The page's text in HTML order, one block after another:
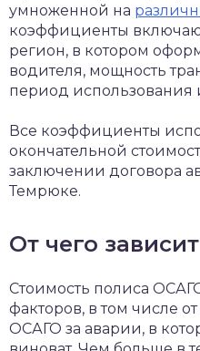
умноженной на
коэффициенты
регион, в котором
водителя, мощность
период использования
Все коэффициенты
окончательной
заключении договора
Темрюке.
От чего
Стоимость полиса
факторов, в том числе
ОСАГО за аварии, в